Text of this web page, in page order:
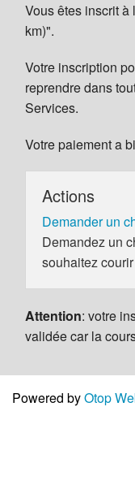
Informations
Vous êtes inscrit
km)".
Votre inscription
reprendre dans
Services.
Votre paiement a
Actions
Demander un
Demandez un
souhaitez
Attention: votre
validée car la
Powered byOtop